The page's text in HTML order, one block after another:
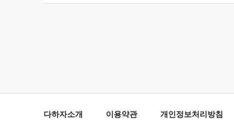
다하자소개 이용약관 개인정보처리방침